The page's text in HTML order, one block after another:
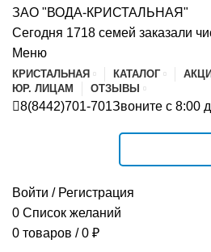
Сегодня 1718 семей заказали
Меню
КРИСТАЛЬНАЯ КАТАЛОГ
ЮР. ЛИЦАМ
ОТЗЫВЫ
8(8442)701-701Звоните с 8:00
Войти / Регистрация
0 Список желаний
0 товаров / 0 ₽